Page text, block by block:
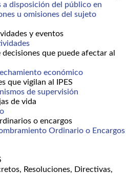
a disposición del público en
u omisiones del sujeto
y eventos
que puede afectar al
económico
que vigilan al IPES
de supervisión
de vida
o encargos
Ordinario o Encargos
Resoluciones, Directivas,